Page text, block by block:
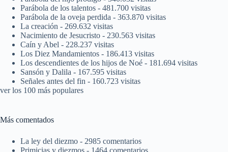
Parábola de los talentos - 481.700 visitas
Parábola de la oveja perdida - 363.870 visitas
La creación - 269.632 visitas
Nacimiento de Jesucristo - 230.563 visitas
Caín y Abel - 228.237 visitas
Los Diez Mandamientos - 186.413 visitas
Los descendientes de los hijos de Noé - 181.694 visitas
Sansón y Dalila - 167.595 visitas
Señales antes del fin - 160.723 visitas
ver los 100 más populares
Más comentados
La ley del diezmo - 2985 comentarios